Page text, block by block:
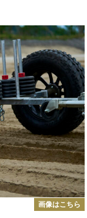
画像はこちら